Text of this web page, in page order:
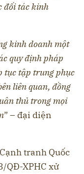
đối tác kinh
kinh doanh một
quy định pháp
tục tập trung phục
liên quan, đồng
thủ trong mọi
” – đại diện
tranh Quốc
QĐ-XPHC xử